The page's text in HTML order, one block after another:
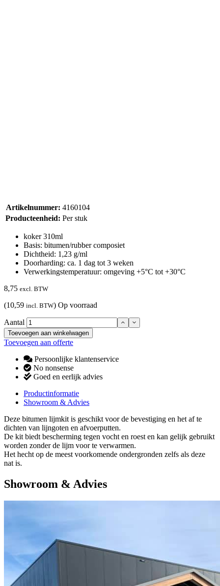
Artikelnummer: 4160104
Producteenheid: Per stuk
koker 310ml
Basis: bitumen/rubber composiet
Dichtheid: 1,23 g/ml
Doorharding: ca. 1 dag tot 3 weken
Verwerkingstemperatuur: omgeving +5°C tot +30°C
8,75 excl. BTW
(10,59 incl. BTW) Op voorraad
Aantal
Toevoegen aan winkelwagen
Toevoegen aan offerte
Persoonlijke klantenservice
No nonsense
Goed en eerlijk advies
Productinformatie
Showroom & Advies
Deze bitumen lijmkit is geschikt voor de bevestiging en het af te
dichten van lijngoten en afvoerputten.
De kit biedt bescherming tegen vocht en roest en kan gelijk gebruikt
worden zonder de lijm voor te verwarmen.
Het hecht op de meest voorkomende ondergronden zelfs als deze
nat is.
Showroom & Advies